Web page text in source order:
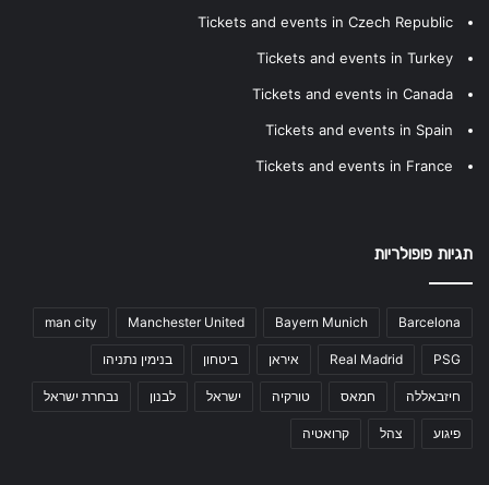
Tickets and events in Czech Republic
Tickets and events in Turkey
Tickets and events in Canada
Tickets and events in Spain
Tickets and events in France
תגיות פופולריות
Barcelona
Bayern Munich
Manchester United
man city
PSG
Real Madrid איראן ביטחון בנימין נתניהו
חיזבאללה חמאס טורקיה ישראל לבנון נבחרת ישראל
פיגוע צהל קרואטיה